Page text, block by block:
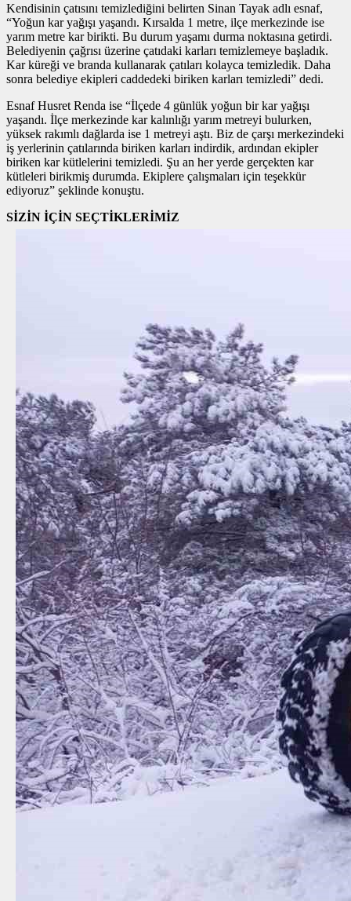
Kendisinin çatısını temizlediğini belirten Sinan Tayak adlı esnaf,
“Yoğun kar yağışı yaşandı. Kırsalda 1 metre, ilçe merkezinde ise
yarım metre kar birikti. Bu durum yaşamı durma noktasına getirdi.
Belediyenin çağrısı üzerine çatıdaki karları temizlemeye başladık.
Kar küreği ve branda kullanarak çatıları kolayca temizledik. Daha
sonra belediye ekipleri caddedeki biriken karları temizledi” dedi.
Esnaf Husret Renda ise “İlçede 4 günlük yoğun bir kar yağışı
yaşandı. İlçe merkezinde kar kalınlığı yarım metreyi bulurken,
yüksek rakımlı dağlarda ise 1 metreyi aştı. Biz de çarşı merkezindeki
iş yerlerinin çatılarında biriken karları indirdik, ardından ekipler
biriken kar kütlelerini temizledi. Şu an her yerde gerçekten kar
kütleleri birikmiş durumda. Ekiplere çalışmaları için teşekkür
ediyoruz” şeklinde konuştu.
SİZİN İÇİN SEÇTİKLERİMİZ